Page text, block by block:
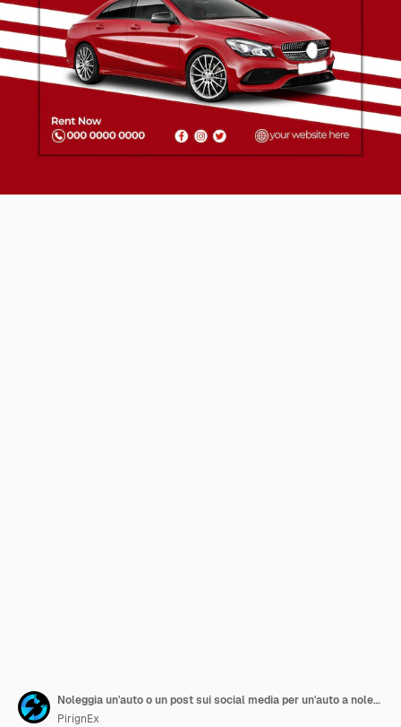
Noleggia un'auto o un post sui social media per un'auto a noleggio o un modello di progettazione di banner quadrato per Instagram
PirignEx